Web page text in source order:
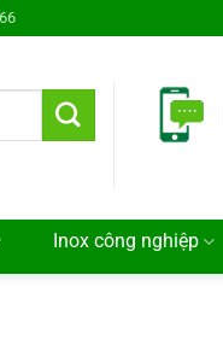
Inox công nghiệp